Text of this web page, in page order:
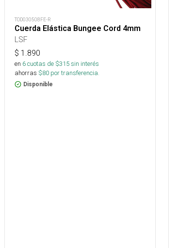
TOD030508FE-R
Cuerda Elástica Bungee Cord 4mm
LSF
$ 1.890
en 6cuotas de $315sin interés
ahorras $80 por transferencia.
Disponible